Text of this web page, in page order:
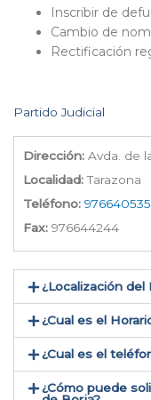
Inscribir de
Cambio de
Rectificación
Partido Judicial
Dirección: Avda. de
Localidad:Tarazona
Teléfono: 976640535
Fax: 976644244
¿Localización del
¿Cual es el
¿Cual es el
¿Cómo puede